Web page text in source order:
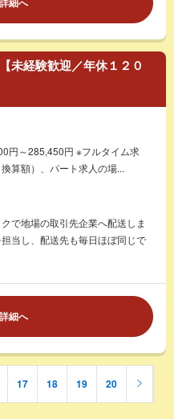
未経験歓迎／年休１２０
円～285,450円 ※フルタイム求
算額）、パート求人の場...
で地場の取引先企業へ配送しま
当し、配送先も毎日ほぼ同じで
細へ
17 18 19 20